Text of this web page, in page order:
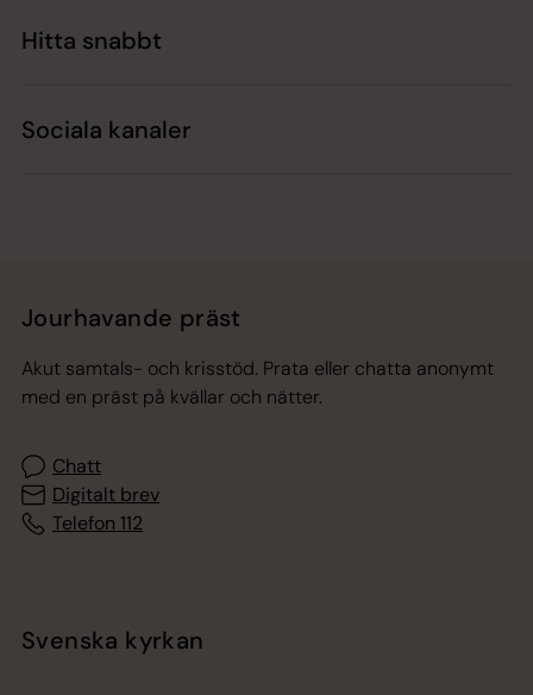
Hitta snabbt
Sociala kanaler
Jourhavande präst
Akut samtals- och krisstöd. Prata eller chatta anonymt
med en präst på kvällar och nätter.
Chatt
Digitalt brev
Telefon 112
Svenska kyrkan